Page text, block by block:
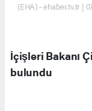
(EHA) - ehaber.tv.tr |
İçişleri Bakanı
bulundu